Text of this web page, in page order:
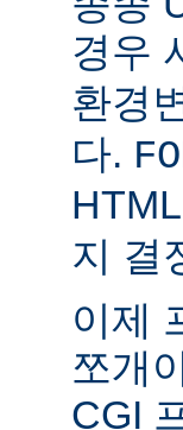
경우
환경
다.
지 결
이제
쪼개
CGI